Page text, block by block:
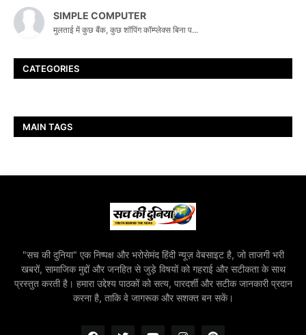
SIMPLE COMPUTER
मुलताई में कुछ बैंक, कुछ शॉपिंग कॉम्प्लेक्स बिना प...
CATEGORIES
MAIN TAGS
"सच की दुनिया" एक निष्पक्ष और भरोसेमंद हिंदी न्यूज़ वेबसाइट है, जो ताजगी भरी
खबरों, सामाजिक मुद्दों और जनहित से जुड़े विषयों को गहराई और सटीकता के साथ
प्रस्तुत करती है। हमारा उद्देश्य पाठकों को सत्य, पारदर्शी और सटीक जानकारी प्रदान
करना है, ताकि वे जागरूक और सशक्त बन सकें।